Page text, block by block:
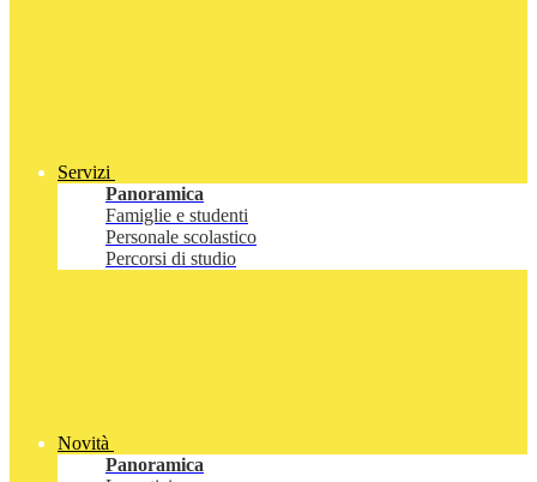
Servizi
Panoramica
Famiglie e studenti
Personale scolastico
Percorsi di studio
Novità
Panoramica